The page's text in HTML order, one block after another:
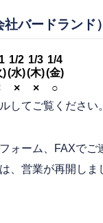
バードランド）
)
1/2
(水)
1/3
(木)
1/4
(金)
× ×
○
してご覧ください。
ォーム、FAXでご
、営業が再開しま